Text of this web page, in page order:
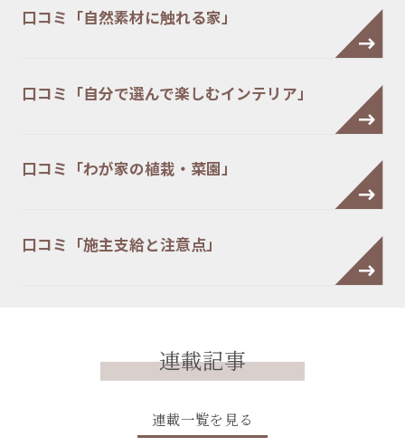
口コミ「自然素材に触れる家」
口コミ「自分で選んで楽しむインテリア」
口コミ「わが家の植栽・菜園」
口コミ「施主支給と注意点」
連載記事
連載一覧を見る